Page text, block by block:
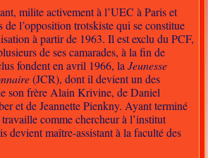
milite activement à l’UEC à Paris et
de l’opposition trotskiste qui se constitue
à partir de 1963. Il est exclu du PCF,
de ses camarades, à la fin de
fondent en avril 1966, laJeunesse
(JCR), dont il devient un des
son frèreAlain Krivine, de Daniel
et deJeannette Pienkny. Ayant terminé
comme chercheur à l’institut
devient maître-assistant à la faculté des